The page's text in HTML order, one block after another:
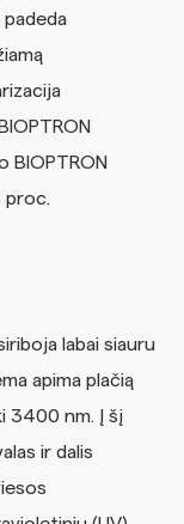
BIOPTRON
proc.
labai siauru
apima plačią
3400 nm. Į šį
ir dalis